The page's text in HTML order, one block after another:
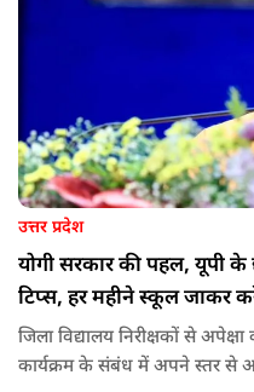
उत्तर प्रदेश
योगी सरकार की पहल, यूपी के
टिप्स, हर महीने स्कूल जाकर
जिला विद्यालय निरीक्षकों से
कार्यक्रम के संबंध में अपने स्तर से